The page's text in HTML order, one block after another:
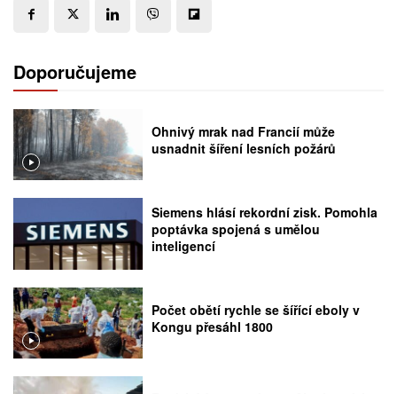
Doporučujeme
Ohnivý mrak nad Francií může
usnadnit šíření lesních požárů
Siemens hlásí rekordní zisk. Pomohla
poptávka spojená s umělou
inteligencí
Počet obětí rychle se šířící eboly v
Kongu přesáhl 1800